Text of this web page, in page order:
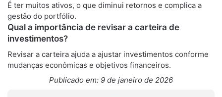
É ter muitos ativos, o que diminui retornos e complica a
gestão do portfólio.
Qual a importância de revisar a carteira de
investimentos?
Revisar a carteira ajuda a ajustar investimentos conforme
mudanças econômicas e objetivos financeiros.
Publicado em: 9 de janeiro de 2026